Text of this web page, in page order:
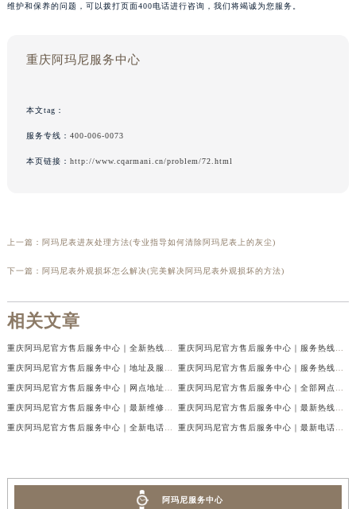
维护和保养的问题，可以拨打页面400电话进行咨询，我们将竭诚为您服务。
重庆阿玛尼服务中心
本文tag：
服务专线： 400-006-0073
本页链接： http://www.cqarmani.cn/problem/72.html
上一篇： 阿玛尼表进灰处理方法(专业指导如何清除阿玛尼表上的灰尘)
下一篇： 阿玛尼表外观损坏怎么解决(完美解决阿玛尼表外观损坏的方法)
相关文章
阿玛尼服务中心